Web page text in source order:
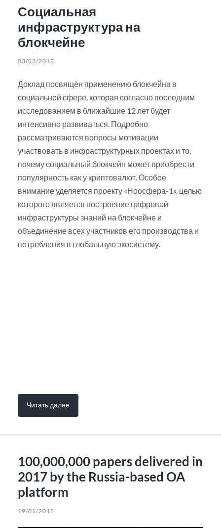
Социальная
инфраструктура на
блокчейне
03/03/2018
Доклад посвящён применению блокчейна в
социальной сфере, которая согласно последним
исследованием в ближайшие 12 лет будет
интенсивно развиваться. Подробно
рассматриваются вопросы мотивации
участвовать в инфраструктурных проектах и то,
почему социальный блокчейн может приобрести
популярность как у криптовалют. Особое
внимание уделяется проекту «Ноосфера-1», целью
которого является построение цифровой
инфраструктуры знаний на блокчейне и
объединение всех участников его производства и
потребления в глобальную экосистему.
Читать далее
100,000,000 papers delivered in
2017 by the Russia-based OA
platform
19/01/2018